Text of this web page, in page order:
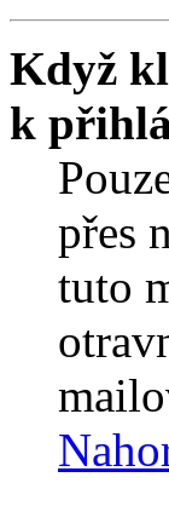
Když
k
přes
tuto